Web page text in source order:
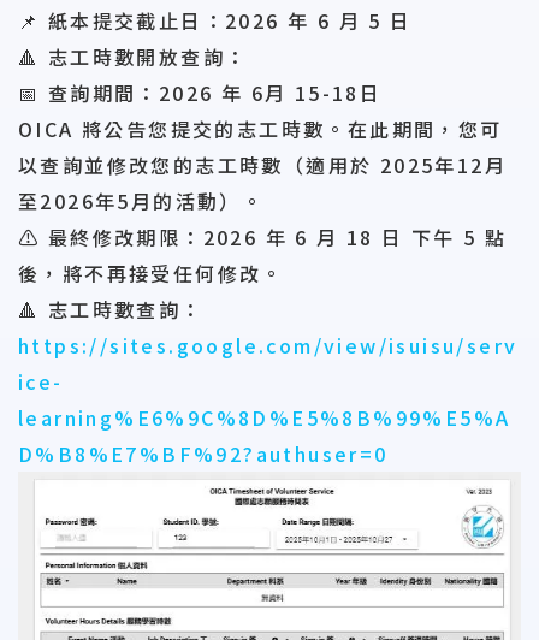
📌 紙本提交截止日：2026 年 6 月 5 日
🔺 志工時數開放查詢：
📅 查詢期間：2026 年 6月 15-18日
OICA 將公告您提交的志工時數。在此期間，您可
以查詢並修改您的志工時數（適用於 2025年12月
至2026年5月的活動）。
⚠️ 最終修改期限：2026 年 6 月 18 日 下午 5 點
後，將不再接受任何修改。
🔺 志工時數查詢：
https://sites.google.com/view/isuisu/serv
ice-
learning%E6%9C%8D%E5%8B%99%E5%A
D%B8%E7%BF%92?authuser=0